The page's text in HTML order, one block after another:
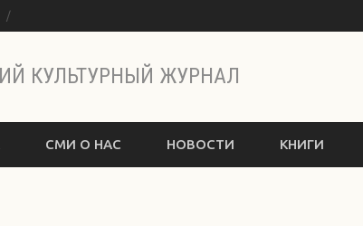
КУЛЬТУРНЫЙ ЖУРНАЛ
СМИ О НАС НОВОСТИ КНИГИ